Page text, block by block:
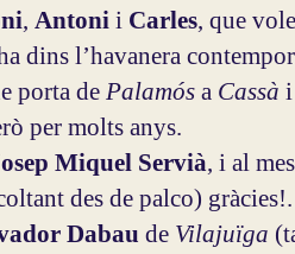
, Antoni i Carles, que
dins l’havanera
porta de Palamós a Cassà i
per molts anys.
Miquel Servià, i al
des de palco) gràcies!.
Dabau de Vilajuïga